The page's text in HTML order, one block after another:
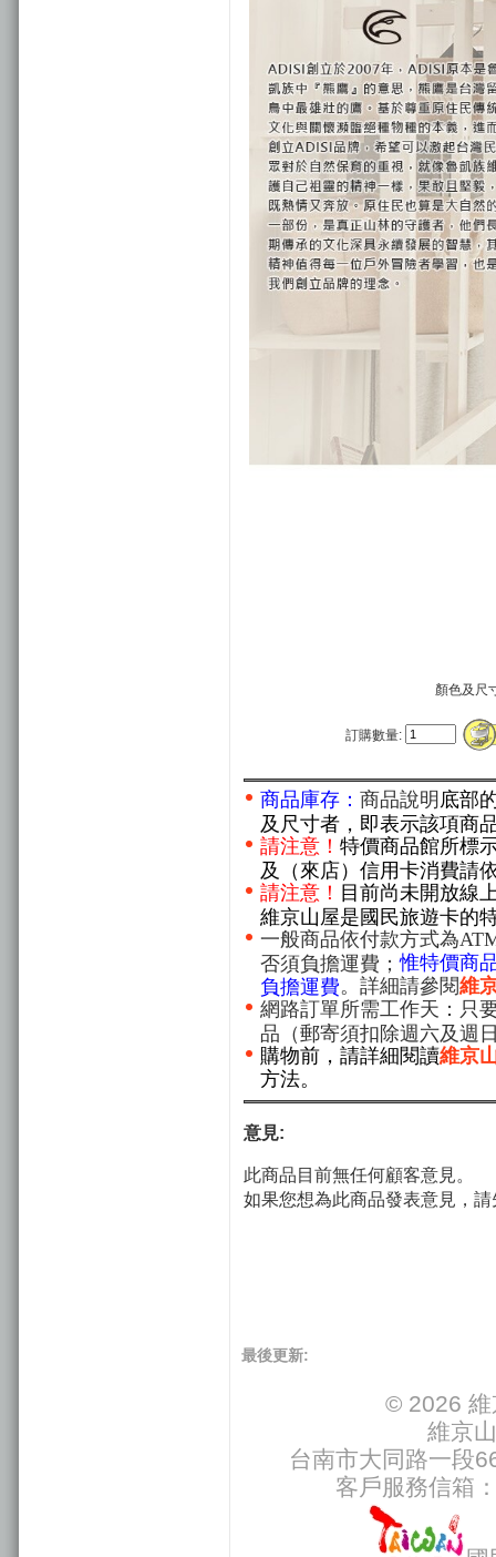
顏色及尺
訂購數量:
商品庫存： 商品說明 底部
及尺寸者，即表示該項商
請注意！ 特價商品館所標
及（來店）信用卡消費請
請注意！ 目前尚未開放線
維京山屋是國民旅遊卡的
一般商品依付款方式為
否須負擔運費；惟特價商
負擔運費。詳細請參閱維
網路訂單所需工作天：只
品（郵寄須扣除週六及週
購物前，請詳細閱讀維京
方法。
意見:
此商品目前無任何顧客意見。
如果您想為此商品發表意見，
最後更新:
© 2026 維
維京
台南市大同路一段
客戶服務信箱